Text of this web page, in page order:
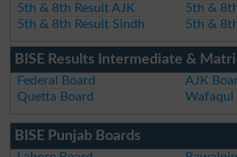
5th & 8th Result AJK
5th &
5th & 8th Result Sindh
5th &
BISE Results Intermediate &
Federal Board
AJK
Quetta Board
Wafaqul
BISE Punjab Boards